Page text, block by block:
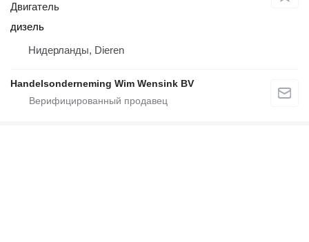
Двигатель
дизель
Нидерланды, Dieren
Handelsonderneming Wim Wensink BV